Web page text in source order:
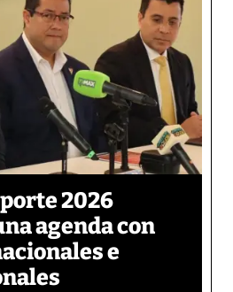
2026
agenda con
e